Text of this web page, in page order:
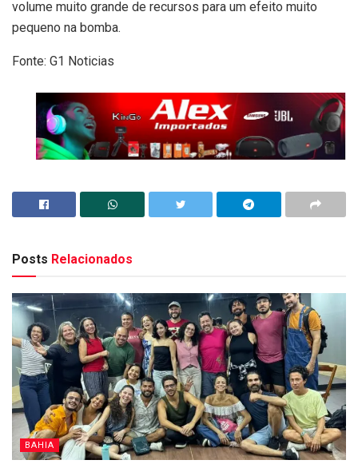
volume muito grande de recursos para um efeito muito
pequeno na bomba.
Fonte: G1 Noticias
Posts Relacionados
BAHIA